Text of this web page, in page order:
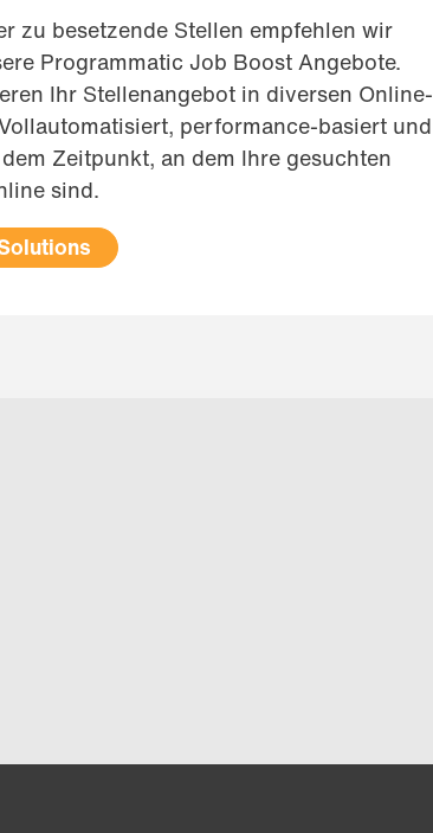
zu besetzende Stellen empfehlen wir
Programmatic Job Boost Angebote.
Ihr Stellenangebot in diversen Online-
performance-basiert und
Zeitpunkt, an dem Ihre gesuchten
sind.